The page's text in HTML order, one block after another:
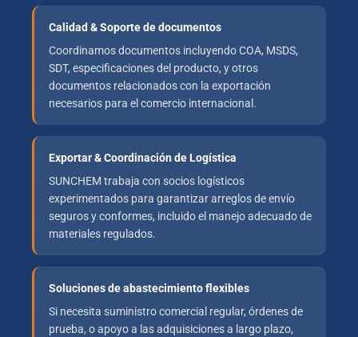
Calidad & Soporte de documentos
Coordinamos documentos incluyendo COA, MSDS,
SDT, especificaciones del producto, y otros
documentos relacionados con la exportación
necesarios para el comercio internacional.
Exportar & Coordinación de Logística
SUNCHEM trabaja con socios logísticos
experimentados para garantizar arreglos de envío
seguros y conformes, incluido el manejo adecuado de
materiales regulados.
Soluciones de abastecimiento flexibles
Si necesita suministro comercial regular, órdenes de
prueba, o apoyo a las adquisiciones a largo plazo,